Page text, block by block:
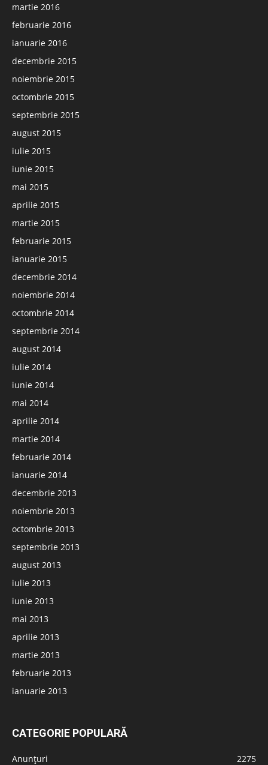
martie 2016
februarie 2016
ianuarie 2016
decembrie 2015
noiembrie 2015
octombrie 2015
septembrie 2015
august 2015
iulie 2015
iunie 2015
mai 2015
aprilie 2015
martie 2015
februarie 2015
ianuarie 2015
decembrie 2014
noiembrie 2014
octombrie 2014
septembrie 2014
august 2014
iulie 2014
iunie 2014
mai 2014
aprilie 2014
martie 2014
februarie 2014
ianuarie 2014
decembrie 2013
noiembrie 2013
octombrie 2013
septembrie 2013
august 2013
iulie 2013
iunie 2013
mai 2013
aprilie 2013
martie 2013
februarie 2013
ianuarie 2013
CATEGORIE POPULARĂ
Anunțuri
2275